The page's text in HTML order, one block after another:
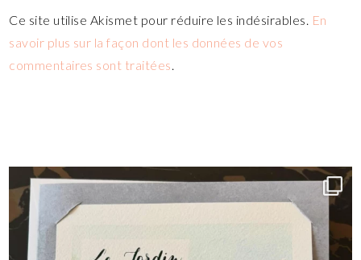
Ce site utilise Akismet pour réduire les indésirables. En
savoir plus sur la façon dont les données de vos
commentaires sont traitées.